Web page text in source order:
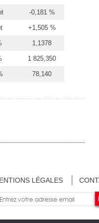
-0,181 %
+1,505 %
1,1378
1 825,350
78,140
LÉGALES